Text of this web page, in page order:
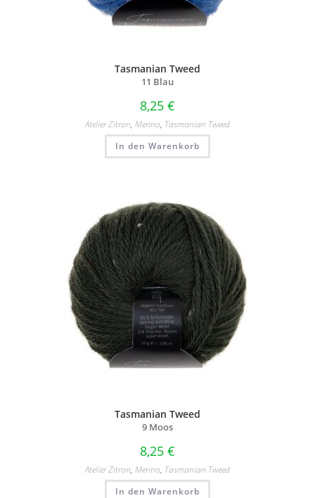
Tasmanian Tweed
11 Blau
8,25 €
Atelier Zitron, Merino, Tasmanian Tweed
In den Warenkorb
Tasmanian Tweed
9 Moos
8,25 €
Atelier Zitron, Merino, Tasmanian Tweed
In den Warenkorb